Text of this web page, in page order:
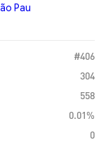
Pau
#406
304
558
0.01%
0